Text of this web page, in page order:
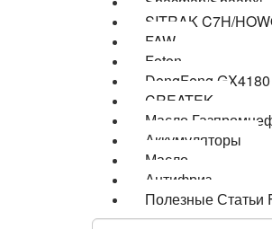
SITRAK C7H/
FAW
Foton
DongFeng GX4180
CREATEK
Масло
Аккумуляторы
Масло
Антифриз
Полезные Статьи